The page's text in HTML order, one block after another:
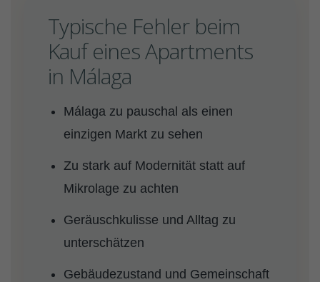
Typische Fehler beim
Kauf eines Apartments
in Málaga
Málaga zu pauschal als einen
einzigen Markt zu sehen
Zu stark auf Modernität statt auf
Mikrolage zu achten
Geräuschkulisse und Alltag zu
unterschätzen
Gebäudezustand und Gemeinschaft